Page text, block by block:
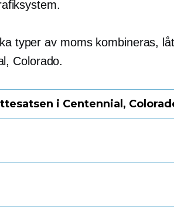
typer av moms kombineras,
Colorado.
i Centennial,